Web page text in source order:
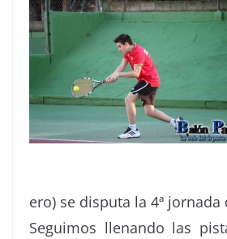
ero) se disputa la 4ª
Seguimos llenando las